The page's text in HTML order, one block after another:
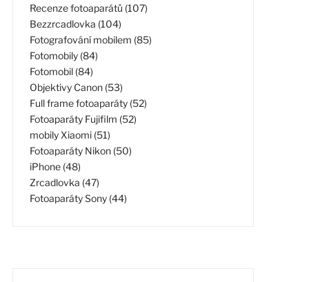
Recenze fotoaparátů (107)
Bezzrcadlovka (104)
Fotografování mobilem (85)
Fotomobily (84)
Fotomobil (84)
Objektivy Canon (53)
Full frame fotoaparáty (52)
Fotoaparáty Fujifilm (52)
mobily Xiaomi (51)
Fotoaparáty Nikon (50)
iPhone (48)
Zrcadlovka (47)
Fotoaparáty Sony (44)